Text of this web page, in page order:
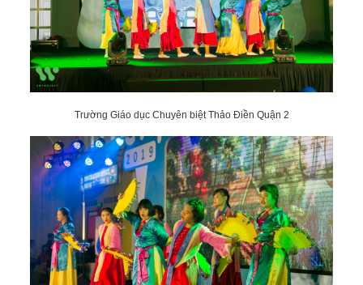
Trường Giáo dục Chuyên biệt Thảo Điền Quận 2